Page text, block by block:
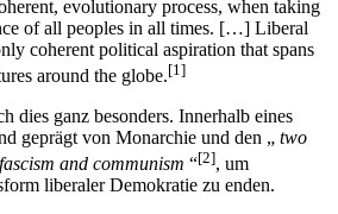
evolutionary process, when taking
of all peoples in all times. […] Liberal
coherent political aspiration that spans
around the globe.[1]
dies ganz besonders. Innerhalb eines
geprägt von Monarchie und den „ two
and communism “[2], um
liberaler Demokratie zu enden.